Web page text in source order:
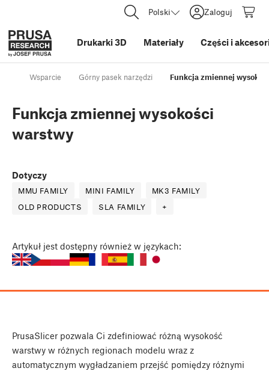
Polski Zaloguj
Drukarki 3D Materiały Części i
Wsparcie Górny pasek narzędzi Funkcja zmiennej
Funkcja zmiennej wysokości
warstwy
Dotyczy
MMU FAMILY MINI FAMILY
MK3 FAMILY
OLD PRODUCTS
SLA FAMILY +
Artykuł jest dostępny również w językach:
PrusaSlicer pozwala Ci zdefiniować różną wysokość
warstwy w różnych regionach modelu wraz z
automatycznym wygładzaniem przejść pomiędzy różnymi